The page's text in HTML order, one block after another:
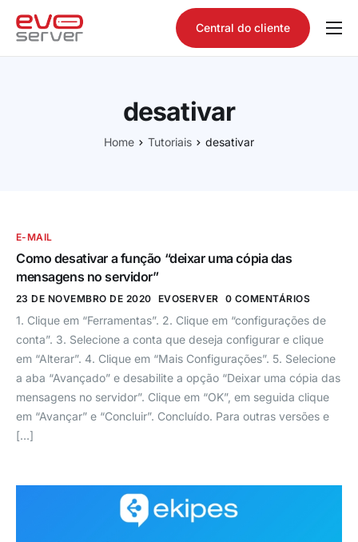
Quem somos
Consultar domínio
Central do cliente
desativar
Home Tutoriais desativar
E-MAIL
Como desativar a função “deixar uma cópia das
mensagens no servidor”
23 DE NOVEMBRO DE 2020 EVOSERVER 0 COMENTÁRIOS
1. Clique em “Ferramentas”. 2. Clique em “configurações de
conta”. 3. Selecione a conta que deseja configurar e clique
em “Alterar”. 4. Clique em “Mais Configurações”. 5. Selecione
a aba “Avançado” e desabilite a opção “Deixar uma cópia das
mensagens no servidor”. Clique em “OK”, em seguida clique
em “Avançar” e “Concluir”. Concluído. Para outras versões e
[…]